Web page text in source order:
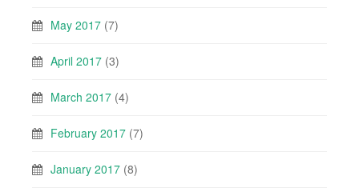
May 2017 (7)
April 2017 (3)
March 2017 (4)
February 2017 (7)
January 2017 (8)